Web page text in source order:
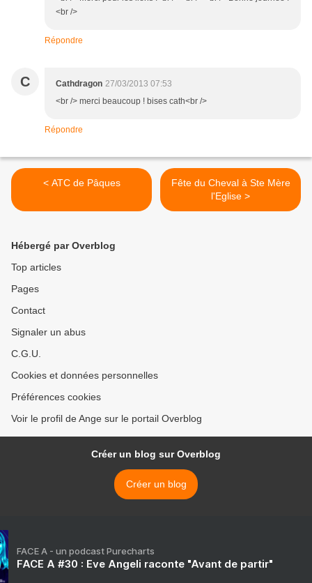
<br />
Répondre
C Cathdragon 27/03/2013 07:53
<br /> merci beaucoup ! bises cath<br />
Répondre
< ATC de Pâques
Fête du Cheval à Ste Mère
l'Eglise >
Hébergé par Overblog
Top articles
Pages
Contact
Signaler un abus
C.G.U.
Cookies et données personnelles
Préférences cookies
Voir le profil de Ange sur le portail Overblog
Créer un blog sur Overblog
Créer un blog
FACE A - un podcast Purecharts
FACE A #30 : Eve Angeli raconte "Avant de partir"